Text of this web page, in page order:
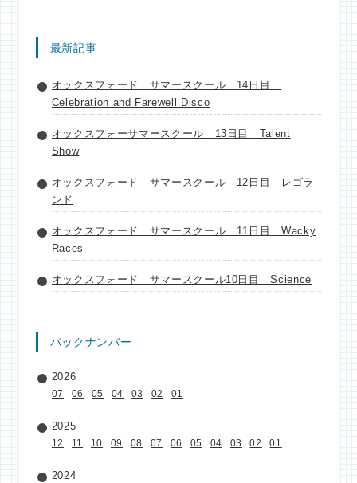
最新記事
オックスフォード サマースクール 14日目
Celebration and Farewell Disco
オックスフォーサマースクール 13日目 Talent
Show
オックスフォード サマースクール 12日目 レゴラ
ンド
オックスフォード サマースクール 11日目 Wacky
Races
オックスフォード サマースクール10日目 Science
バックナンバー
2026
07 06 05 04 03 02 01
2025
12 11 10 09 08 07 06 05 04 03 02 01
2024